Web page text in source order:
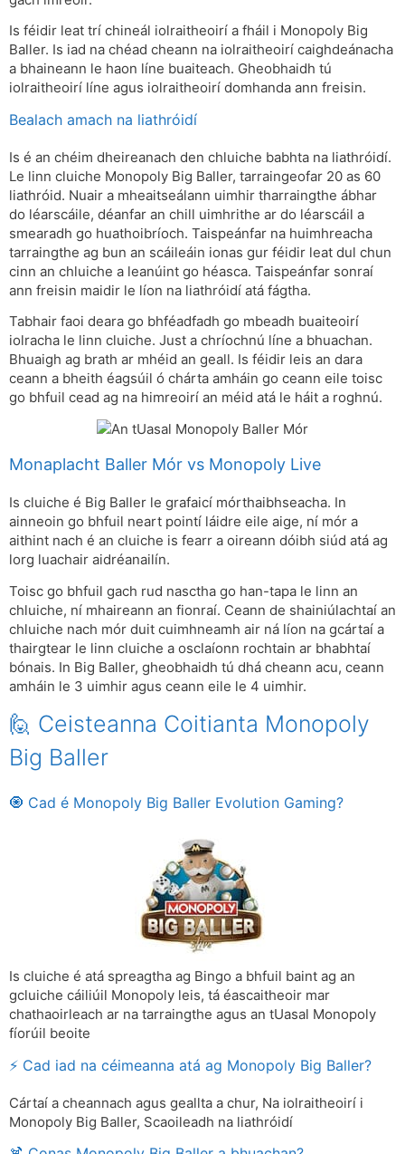
Is féidir leat trí chineál iolraitheoirí a fháil i Monopoly Big
Baller. Is iad na chéad cheann na iolraitheoirí caighdeánacha
a bhaineann le haon líne buaiteach. Gheobhaidh tú
iolraitheoirí líne agus iolraitheoirí domhanda ann freisin.
Bealach amach na liathróidí
Is é an chéim dheireanach den chluiche babhta na liathróidí.
Le linn cluiche Monopoly Big Baller, tarraingeofar 20 as 60
liathróid. Nuair a mheaitseálann uimhir tharraingthe ábhar
do léarscáile, déanfar an chill uimhrithe ar do léarscáil a
smearadh go huathoibríoch. Taispeánfar na huimhreacha
tarraingthe ag bun an scáileáin ionas gur féidir leat dul chun
cinn an chluiche a leanúint go héasca. Taispeánfar sonraí
ann freisin maidir le líon na liathróidí atá fágtha.
Tabhair faoi deara go bhféadfadh go mbeadh buaiteoirí
iolracha le linn cluiche. Just a chríochnú líne a bhuachan.
Bhuaigh ag brath ar mhéid an geall. Is féidir leis an dara
ceann a bheith éagsúil ó chárta amháin go ceann eile toisc
go bhfuil cead ag na himreoirí an méid atá le háit a roghnú.
Monaplacht Baller Mór vs Monopoly Live
Is cluiche é Big Baller le grafaicí mórthaibhseacha. In
ainneoin go bhfuil neart pointí láidre eile aige, ní mór a
aithint nach é an cluiche is fearr a oireann dóibh siúd atá ag
lorg luachair aidréanailín.
Toisc go bhfuil gach rud nasctha go han-tapa le linn an
chluiche, ní mhaireann an fionraí. Ceann de shainiúlachtaí an
chluiche nach mór duit cuimhneamh air ná líon na gcártaí a
thairgtear le linn cluiche a osclaíonn rochtain ar bhabhtaí
bónais. In Big Baller, gheobhaidh tú dhá cheann acu, ceann
amháin le 3 uimhir agus ceann eile le 4 uimhir.
🙋 Ceisteanna Coitianta Monopoly
Big Baller
🧿 Cad é Monopoly Big Baller Evolution Gaming?
Is cluiche é atá spreagtha ag Bingo a bhfuil baint ag an
gcluiche cáiliúil Monopoly leis, tá éascaitheoir mar
chathaoirleach ar na tarraingthe agus an tUasal Monopoly
fíorúil beoite
⚡ Cad iad na céimeanna atá ag Monopoly Big Baller?
Cártaí a cheannach agus geallta a chur, Na iolraitheoirí i
Monopoly Big Baller, Scaoileadh na liathróidí